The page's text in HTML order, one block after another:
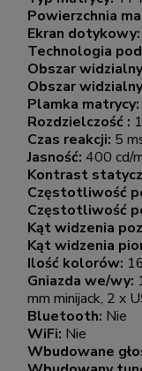
Powierzchnia
Ekran dotykowy:
Technologia
Obszar
Obszar
Plamka matrycy:
Rozdzielczość :
Czas reakcji: 5
Jasność: 400 cd/
Kontrast
Częstotliwość
Częstotliwość
Kąt widzenia
Kąt widzenia
Ilość kolorów:
Gniazda we/wy:
mm minijack, 2 x
Bluetooth: Nie
WiFi: Nie
Wbudowane